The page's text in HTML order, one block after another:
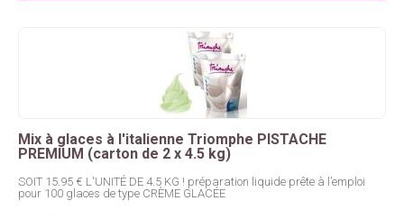
Mix à glaces à l'italienne Triomphe PISTACHE
PREMIUM (carton de 2 x 4.5 kg)
SOIT 15.95 € L'UNITÉ DE 4.5 KG ! préparation liquide prête à l’emploi
pour 100 glaces de type CRÈME GLACÉE